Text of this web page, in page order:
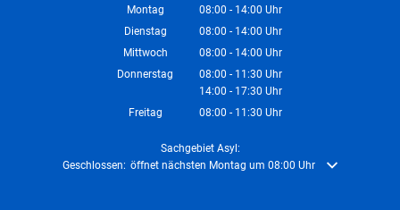
Montag
08:00 - 14:00 Uhr
Von 08:00 bis 14:00 Uhr
Dienstag 08:00 - 14:00 Uhr
Von 08:00 bis 14:00 Uhr
Mittwoch 08:00 - 14:00 Uhr
Von 08:00 bis 14:00 Uhr
Donnerstag 08:00 - 11:30 Uhr
Von 08:00 bis 11:30 Uhr
14:00 - 17:30 Uhr
Von 14:00 bis 17:30 Uhr
Freitag 08:00 - 11:30 Uhr
Sachgebiet Asyl:
Klicken, um weitere Öffnungs- oder Schließzeiten auszublenden
Geschlossen: öffnet nächsten Montag um 08:00 Uhr